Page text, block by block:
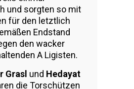
und sorgten so mit
für den letztlich
Endstand
den wacker
A Ligisten.
Grasl und Hedayat
die Torschützen